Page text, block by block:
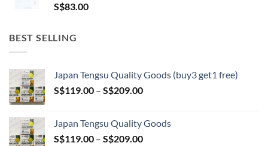
S$83.00
BEST SELLING
Japan Tengsu Quality Goods (buy3 get1 free)
S$119.00 – S$209.00Price
through
S$209.00
Japan Tengsu Quality Goods
S$119.00 – S$209.00Price